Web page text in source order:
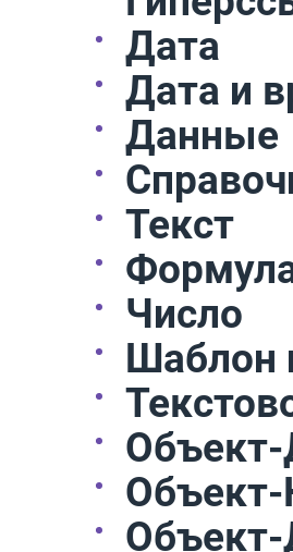
Дата
Дата и
Данные
Текст
Число
Шаблон
Объект-